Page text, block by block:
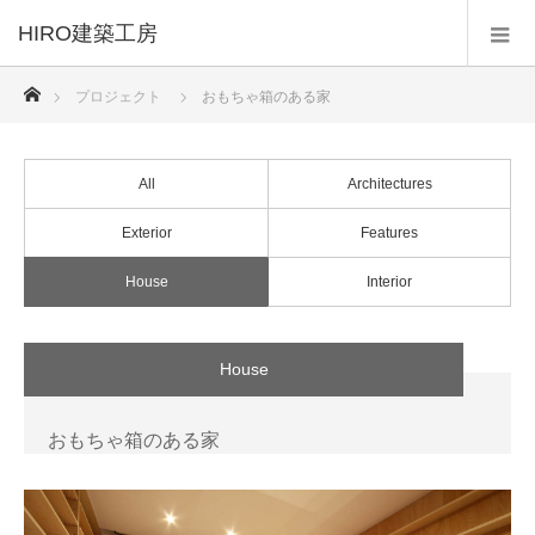
HIRO建築工房
プロジェクト おもちゃ箱のある家
All Architectures
Exterior Features
House Interior
House
おもちゃ箱のある家